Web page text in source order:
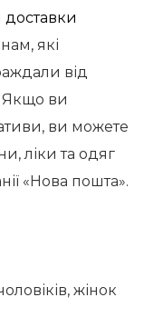
доставки
які
від
Якщо ви
ви можете
ліки та одяг
«Нова пошта».
жінок